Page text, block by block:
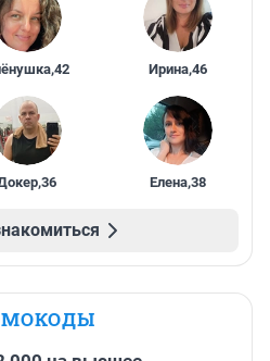
,42 Ирина,46
,36 Елена,38